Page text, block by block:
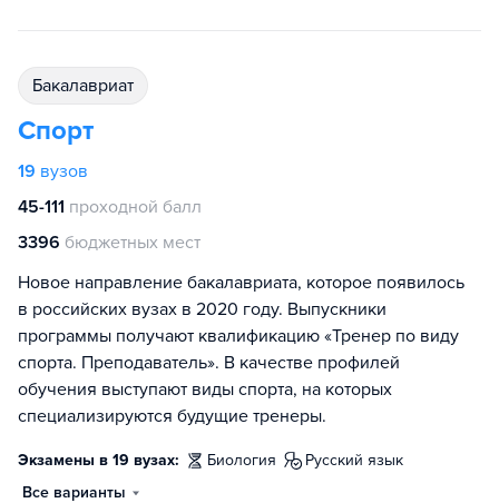
бакалавриат
Спорт
19 вузов
45-111 проходной балл
3396 бюджетных мест
Новое направление бакалавриата, которое появилось
в российских вузах в 2020 году. Выпускники
программы получают квалификацию «Тренер по виду
спорта. Преподаватель». В качестве профилей
обучения выступают виды спорта, на которых
специализируются будущие тренеры.
Экзамены в 19 вузах: биология
русский язык
Все варианты